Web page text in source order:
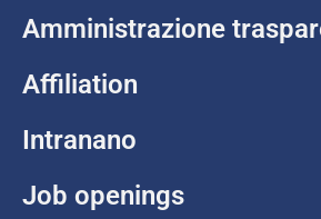
Amministrazione
Affiliation
Intranano
Job openings